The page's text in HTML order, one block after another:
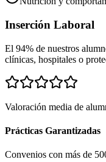
Inserción Laboral
El 94% de nuestros
clínicas, hospitales o
Valoración media de
Prácticas Garantizadas
Convenios con más de